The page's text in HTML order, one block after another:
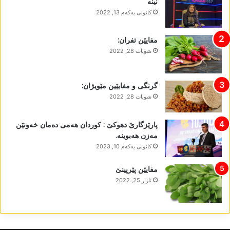
كانونی یه‌كه‌م 13, 2022
مفایێن تفران:
شوبات 28, 2022
گرنگی و مفایێین مێویژان:
شوبات 28, 2022
پارێزگارێ دھوکێ : کوردان ھەمی دەمان خەونێن
مەزن ھەبوینە.
كانونی یه‌كه‌م 10, 2023
مفایێن پێرپینێ
ئازار 25, 2022